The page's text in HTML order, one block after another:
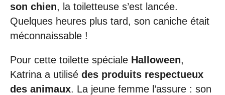
son chien, la toiletteuse s’est lancée.
Quelques heures plus tard, son caniche était
méconnaissable !
Pour cette toilette spéciale Halloween,
Katrina a utilisé des produits respectueux
des animaux. La jeune femme l’assure : son